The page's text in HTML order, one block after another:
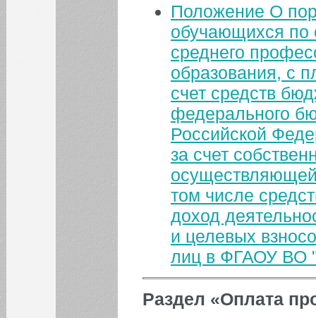
Положение О
обучающихся по
среднего
образования, с
счет средств
федерального
Российской
за счет
осуществляющей
том числе
доход
и целевых
лиц в ФГАОУ ВО
Раздел «Оплата